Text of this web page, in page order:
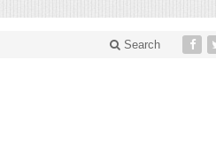
Search